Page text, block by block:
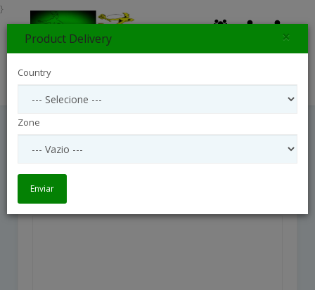
Red Roses Classics
}
Product Delivery ×
Country
Zone
Enviar